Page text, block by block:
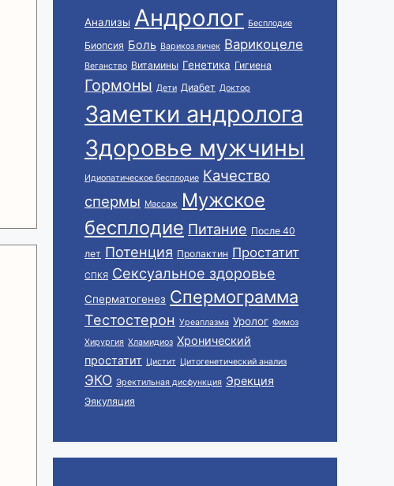
Анализы Андролог Бесплодие
Биопсия Боль Варикоз яичек Варикоцеле
Веганство Витамины Генетика Гигиена
Гормоны Дети Диабет Доктор
Заметки андролога
Здоровье мужчины
Идиопатическое бесплодие Качество
спермы Массаж
Мужское
бесплодие Питание После 40
лет Потенция Пролактин Простатит
СПКЯ Сексуальное здоровье
Сперматогенез Спермограмма
Тестостерон Уреаплазма Уролог Фимоз
Хирургия Хламидиоз Хронический
простатит Цистит Цитогенетический анализ
ЭКО Эректильная дисфункция Эрекция
Эякуляция